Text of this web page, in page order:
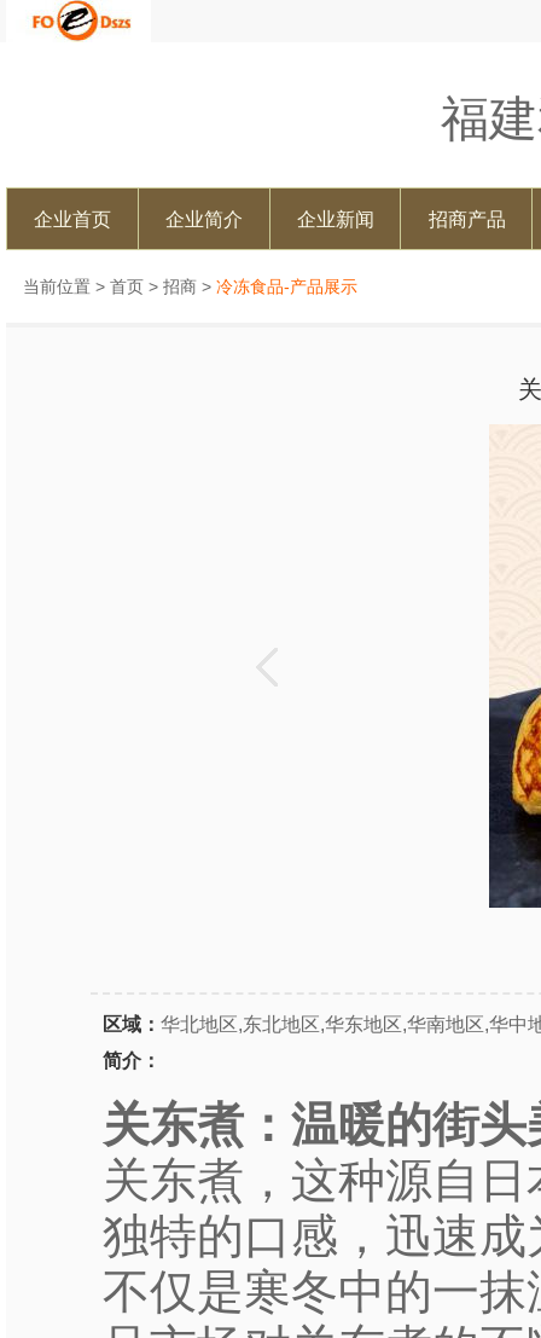
福
企业首页 企业简介 企业新闻 招商产品
当前位置 > 首页 > 招商 > 冷冻食品-产品展示
区域： 华北地区,东北地区,华东地区,华南地区,华中
简介：
关东煮：温暖的街
关东煮，这种源自
独特的口感，迅速
不仅是寒冬中的一